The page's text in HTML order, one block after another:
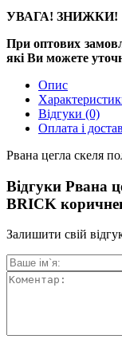
УВАГА! ЗНИЖКИ!
При оптових
які Ви можете
Опис
Відгуки (0)
Оплата і
Рвана цегла скеля
Відгуки Рвана
BRICK
Залишити свій